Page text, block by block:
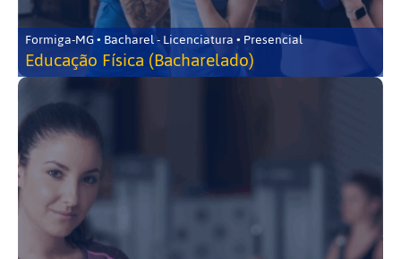
Formiga-MG • Bacharel - Licenciatura • Presencial
Educação Física (Bacharelado)